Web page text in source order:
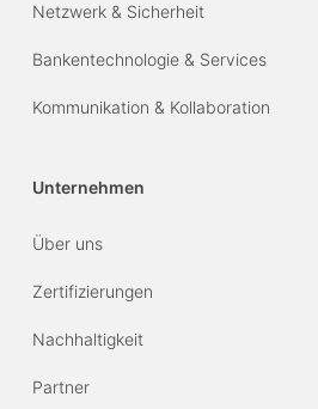
Netzwerk & Sicherheit
Bankentechnologie & Services
Kommunikation & Kollaboration
Unternehmen
Über uns
Zertifizierungen
Nachhaltigkeit
Partner